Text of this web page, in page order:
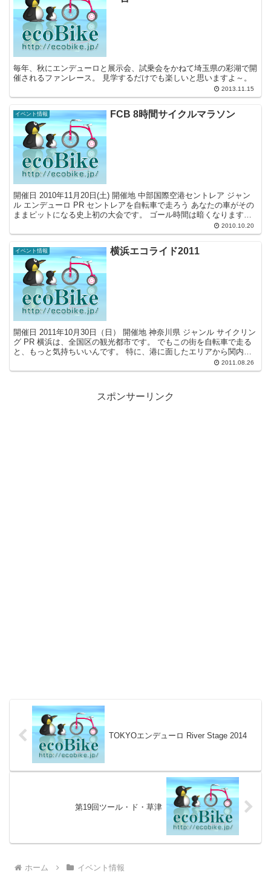
毎年、秋にエンデューロと展示会、試乗会をかねて埼玉県の彩湖で開
催されるファンレース。 見学するだけでも楽しいと思いますよ～。
2013.11.15
イベント情報 FCB 8時間サイクルマラソン
開催日 2010年11月20日(土) 開催地 中部国際空港セントレア ジャン
ル エンデューロ PR セントレアを自転車で走ろう あなたの車がその
ままピットになる史上初の大会です。 ゴール時間は暗くなりますか
2010.10.20
イベント情報 横浜エコライド2011
開催日 2011年10月30日（日） 開催地 神奈川県 ジャンル サイクリン
グ PR 横浜は、全国区の観光都市です。 でもこの街を自転車で走る
と、もっと気持ちいいんです。 特に、港に面したエリアから関内～
2011.08.26
スポンサーリンク
TOKYOエンデューロ River Stage 2014
第19回ツール・ド・草津
ホーム イベント情報